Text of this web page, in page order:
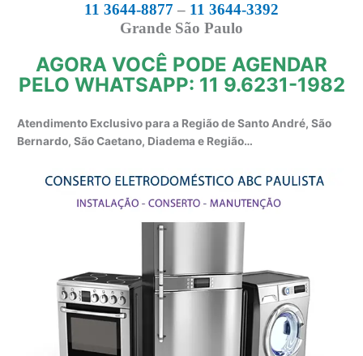
11 3644-8877 – 11 3644-3392
Grande São Paulo
AGORA VOCÊ PODE AGENDAR
PELO WHATSAPP: 11 9.6231-1982
Atendimento Exclusivo para a Região de Santo André, São
Bernardo, São Caetano, Diadema e Região…